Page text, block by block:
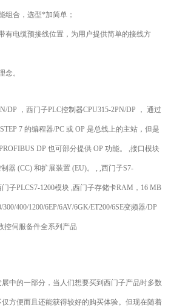
组合，选型*加简单；
有电缆预接线位置，为用户提供简单的接线方
念。
DP ，西门子PLC控制器CPU315-2PN/DP ， 通过
7 的编程器/PC 或 OP 是总线上的主站，但是
DP 也可部分提供 OP 功能。 ,接口模块
器 (CC) 和扩展装置 (EU)。 , ,西门子S7-
子PLCS7-1200模块 ,西门子存储卡RAM，16 MB
400/1200/6EP/6AV/6GK/ET200/6SE变频器/DP
控伺服备件全系列产品
中的一部分，当人们想要买到西门子产品时多数
方便而且还能获得较好的购买体验。但现在随着